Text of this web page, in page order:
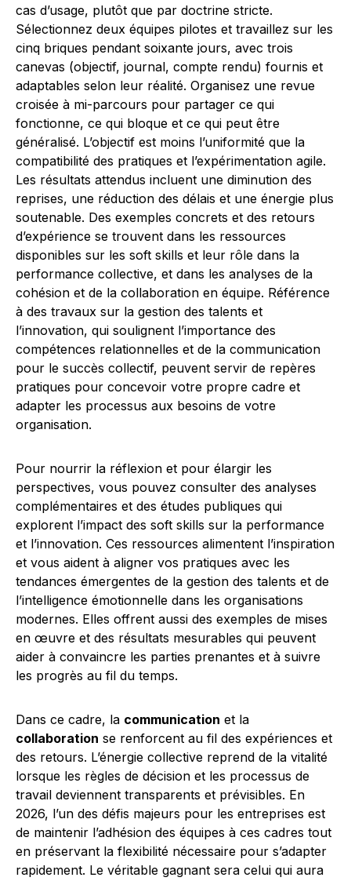
cas d’usage, plutôt que par doctrine stricte.
Sélectionnez deux équipes pilotes et travaillez sur les
cinq briques pendant soixante jours, avec trois
canevas (objectif, journal, compte rendu) fournis et
adaptables selon leur réalité. Organisez une revue
croisée à mi-parcours pour partager ce qui
fonctionne, ce qui bloque et ce qui peut être
généralisé. L’objectif est moins l’uniformité que la
compatibilité des pratiques et l’expérimentation agile.
Les résultats attendus incluent une diminution des
reprises, une réduction des délais et une énergie plus
soutenable. Des exemples concrets et des retours
d’expérience se trouvent dans les ressources
disponibles sur les soft skills et leur rôle dans la
performance collective, et dans les analyses de la
cohésion et de la collaboration en équipe. Référence
à des travaux sur la gestion des talents et
l’innovation, qui soulignent l’importance des
compétences relationnelles et de la communication
pour le succès collectif, peuvent servir de repères
pratiques pour concevoir votre propre cadre et
adapter les processus aux besoins de votre
organisation.
Pour nourrir la réflexion et pour élargir les
perspectives, vous pouvez consulter des analyses
complémentaires et des études publiques qui
explorent l’impact des soft skills sur la performance
et l’innovation. Ces ressources alimentent l’inspiration
et vous aident à aligner vos pratiques avec les
tendances émergentes de la gestion des talents et de
l’intelligence émotionnelle dans les organisations
modernes. Elles offrent aussi des exemples de mises
en œuvre et des résultats mesurables qui peuvent
aider à convaincre les parties prenantes et à suivre
les progrès au fil du temps.
Dans ce cadre, la communication et la
collaboration se renforcent au fil des expériences et
des retours. L’énergie collective reprend de la vitalité
lorsque les règles de décision et les processus de
travail deviennent transparents et prévisibles. En
2026, l’un des défis majeurs pour les entreprises est
de maintenir l’adhésion des équipes à ces cadres tout
en préservant la flexibilité nécessaire pour s’adapter
rapidement. Le véritable gagnant sera celui qui aura